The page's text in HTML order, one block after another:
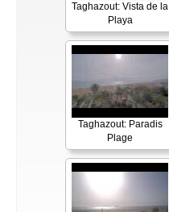
Taghazout: Vista de la
Playa
Taghazout: Paradis
Plage